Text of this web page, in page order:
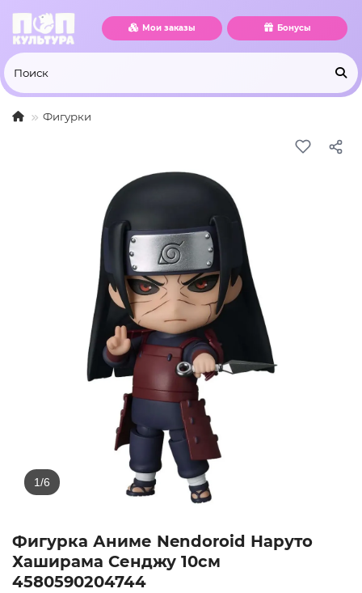
Мои заказы Бонусы
Фигурки
Фигурка Аниме Nendoroid Наруто
Хаширама Сенджу 10см
4580590204744